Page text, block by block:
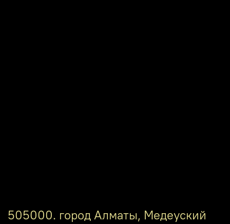
505000. город Алматы, Медеуский